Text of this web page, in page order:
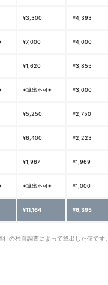
¥3,300 ¥4,393
¥7,000 ¥4,000
¥1,620 ¥3,855
※算出不可※ ¥3,000
¥5,250 ¥2,750
¥6,400 ¥2,223
¥1,967 ¥1,969
※算出不可※ ¥1,000
¥11,164 ¥6,395
の独自調査によって算出した値です。